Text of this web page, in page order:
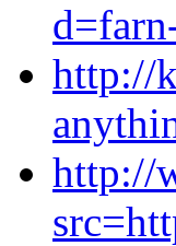
http://
http://